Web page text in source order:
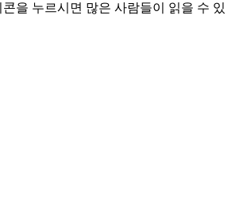
을 누르시면 많은 사람들이 읽을 수 있